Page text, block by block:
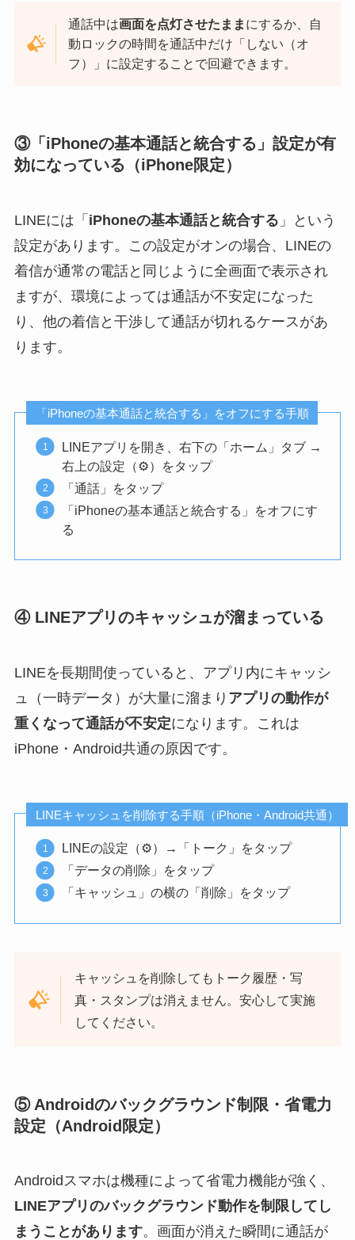
通話中は画面を点灯させたまま にするか、自
動ロックの時間を通話中だけ「しない（オ
フ）」に設定することで回避できます。
③「iPhoneの基本通話と統合する」設定が有
効になっている（iPhone限定）
LINEには「 iPhoneの基本通話と統合する 」という
設定があります。この設定がオンの場合、LINEの
着信が通常の電話と同じように全画面で表示され
ますが、環境によっては通話が不安定になった
り、他の着信と干渉して通話が切れるケースがあ
ります。
「iPhoneの基本通話と統合する」をオフにする手順
LINEアプリを開き、右下の「ホーム」タブ →
右上の設定（⚙）をタップ
「通話」をタップ
「iPhoneの基本通話と統合する」をオフにす
る
④ LINEアプリのキャッシュが溜まっている
LINEを長期間使っていると、アプリ内にキャッシ
ュ（一時データ）が大量に溜まり アプリの動作が
重くなって通話が不安定になります。これは
iPhone・Android共通の原因です。
LINEキャッシュを削除する手順（iPhone・Android共通）
LINEの設定（⚙）→「トーク」をタップ
「データの削除」をタップ
「キャッシュ」の横の「削除」をタップ
キャッシュを削除してもトーク履歴・写
真・スタンプは消えません。安心して実施
してください。
⑤ Androidのバックグラウンド制限・省電力
設定（Android限定）
Androidスマホは機種によって省電力機能が強く、
LINEアプリのバックグラウンド動作を制限してし
まうことがあります。画面が消えた瞬間に通話が